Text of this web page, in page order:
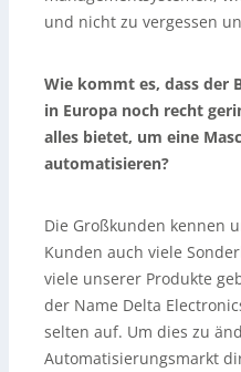
und nicht zu vergessen
Wie kommt es, dass der
in Europa noch recht
alles bietet, um eine
automatisieren?
Die Großkunden kennen
Kunden auch viele
viele unserer Produkte
der Name Delta
selten auf. Um dies zu
Automatisierungsmarkt